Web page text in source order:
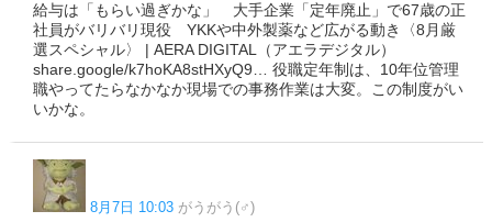
給与は「もらい過ぎかな」 大手企業「定年廃止」で67歳の正
社員がバリバリ現役 YKKや中外製薬など広がる動き〈8月厳
選スペシャル〉 | AERA DIGITAL（アエラデジタル）
share.google/k7hoKA8stHXyQ9… 役職定年制は、10年位管理
職やってたらなかなか現場での事務作業は大変。この制度がい
いかな。
8月7日 10:03 がうがう(♂)